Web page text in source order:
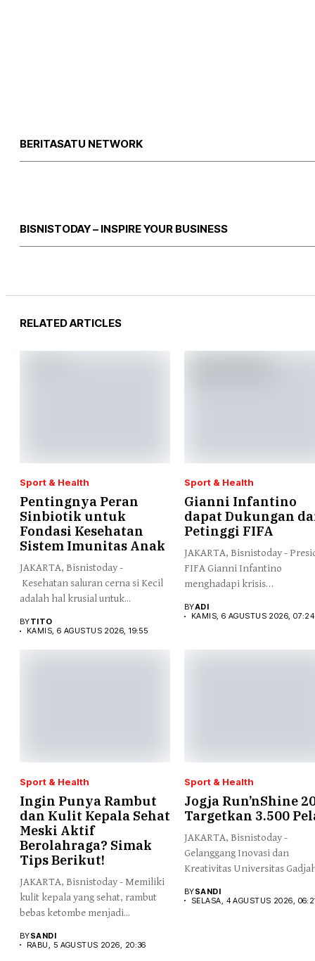
BERITASATU NETWORK
BISNISTODAY – INSPIRE YOUR BUSINESS
RELATED ARTICLES
Sport & Health
Pentingnya Peran
Sinbiotik untuk
Fondasi Kesehatan
Sistem Imunitas Anak
JAKARTA, Bisnistoday -
Kesehatan saluran cerna si Kecil
adalah hal krusial untuk...
BYTITO
KAMIS, 6 AGUSTUS 2026, 19:55
Sport & Health
Gianni Infantino
dapat Dukungan
Petinggi FIFA
JAKARTA, Bisnistoday -
FIFA Gianni Infantino
menghadapi krisis
BYADI
KAMIS, 6 AGUSTUS 2026, 07:24
Sport & Health
Ingin Punya Rambut
dan Kulit Kepala Sehat
Meski Aktif
Berolahraga? Simak
Tips Berikut!
JAKARTA, Bisnistoday - Memiliki
kulit kepala yang sehat, rambut
bebas ketombe menjadi...
BYSANDI
RABU, 5 AGUSTUS 2026, 20:36
Sport & Health
Jogja Run’nShine
Targetkan 3.500
JAKARTA, Bisnistoday -
Gelanggang Inovasi dan
Kreativitas Universitas
BYSANDI
SELASA, 4 AGUSTUS 2026,